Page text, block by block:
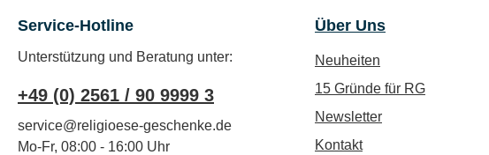
Service-Hotline
Unterstützung und Beratung unter:
+49 (0) 2561 / 90 9999 3
service@religioese-geschenke.de
Mo-Fr, 08:00 - 16:00 Uhr
Über Uns
Neuheiten
15 Gründe für RG
Newsletter
Kontakt